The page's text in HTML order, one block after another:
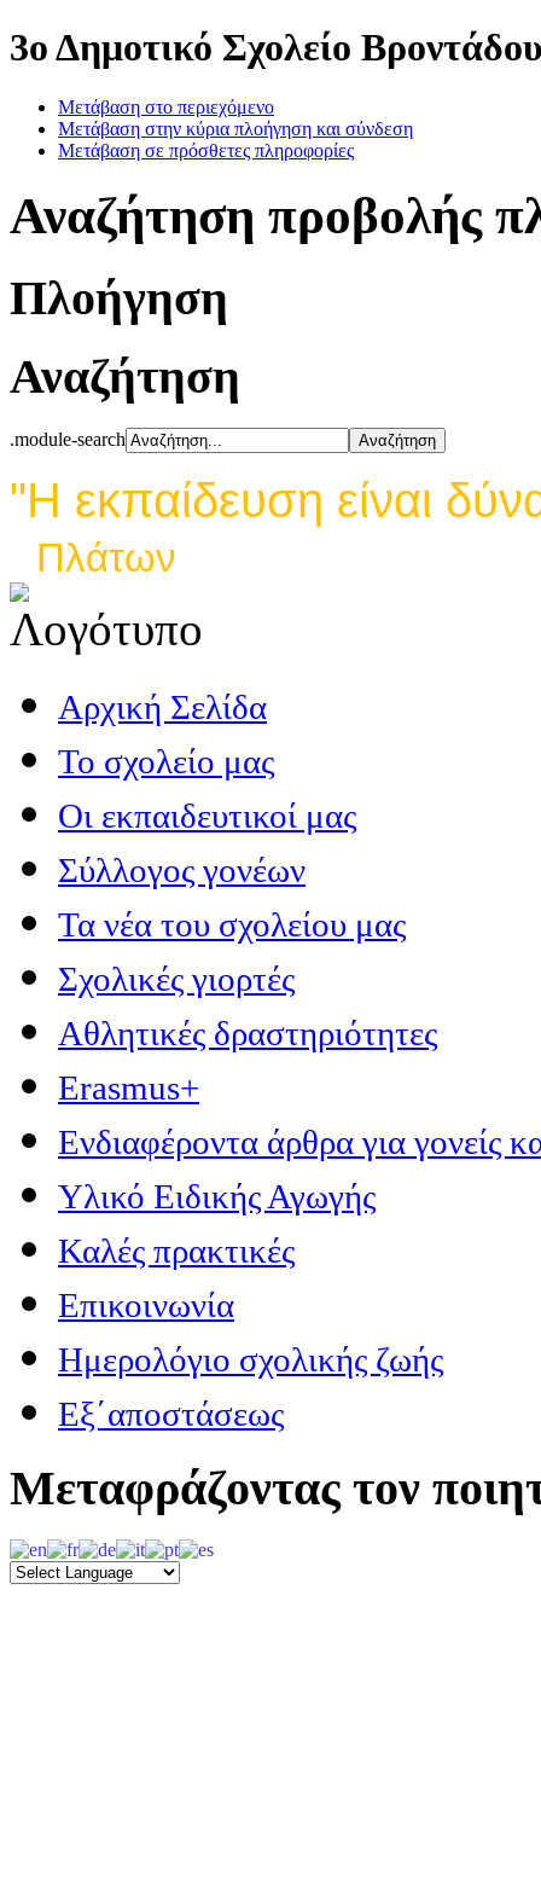
3ο Δημοτικό Σχολείο
Μετάβαση στο περιεχόμενο
Μετάβαση στην κύρια πλοήγηση και σύνδεση
Μετάβαση σε πρόσθετες πληροφορίες
Αναζήτηση προβολής
Πλοήγηση
Αναζήτηση
.module-search
"Η εκπαίδευση είναι
Πλάτων
Αρχική Σελίδα
Το σχολείο μας
Οι εκπαιδευτικοί μας
Σύλλογος γονέων
Τα νέα του σχολείου μας
Σχολικές γιορτές
Αθλητικές δραστηριότητες
Erasmus+
Ενδιαφέροντα άρθρα για γονείς
Υλικό Ειδικής Αγωγής
Καλές πρακτικές
Επικοινωνία
Ημερολόγιο σχολικής ζωής
Εξ΄αποστάσεως
Μεταφράζοντας τον